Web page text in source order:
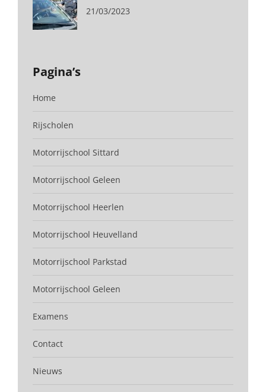
21/03/2023
Pagina’s
Home
Rijscholen
Motorrijschool Sittard
Motorrijschool Geleen
Motorrijschool Heerlen
Motorrijschool Heuvelland
Motorrijschool Parkstad
Motorrijschool Geleen
Examens
Contact
Nieuws